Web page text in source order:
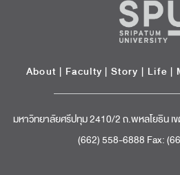
About | Faculty | Story | Life |
มหาวิทยาลัยศรีปทุม 2410/2 ถ.พหลโยธิน เ
(662) 558-6888 Fax: